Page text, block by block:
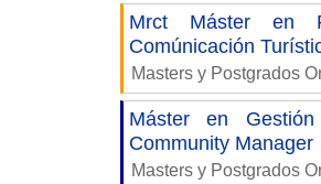
Mrct Máster en
Comúnicación
Masters y Postgrados
Máster en
Community Manager
Masters y Postgrados